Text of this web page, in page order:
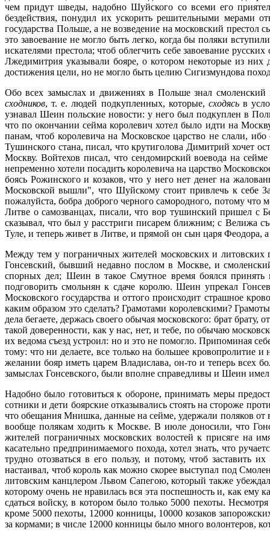
чем придут шведы, надобно Шуйского со всеми его
бездействия, понудил их ускорить решительными мерами
государства Польше, а не возведение на московский престол
это завоевание не могло быть легко, когда бы поляки
искателями престола; чтоб облегчить себе завоевание
Лжедимитрия указывали бояре, о котором некоторые из
достижения цели, но не могло быть целию Сигизмундова
Обо всех замыслах и движениях в Польше знал
сходников, т. е. людей подкупленных, которые, сходясьв
узнавал Шеин польские новости: у него был подкуплен в
что по окончании сейма королевич хотел было идти на
панам, чтоб королевича на Московское царство не слали,
Тушинского стана, писал, что крутиголова Димитрий хочет
Москву. Войтехов писал, что сендомирский воевода на
непременно хотели посадить королевича на царство
боясь Рожинского и козаков, что у него нет денег на
Московской вышли", что Шуйскому стоит привлечь к себе
пожалуйста, бобра доброго черного самородного, потому
Литве о самозванцах, писали, что вор тушинский пришел с
сказывал, что был у расстриги писарем ближним; с Велижа
Туле, и теперь живет в Литве, и прямой он сын царя Феодора,
Между тем у пограничных жителей московских и литовских
Гонсевский, бывший недавно послом в Москве, и
спорных дел; Шеин в такое Смутное время боялся принять
подговорить смольнян к сдаче королю. Шеин упрекал
Московского государства и оттого происходит страшное
каким образом это сделать? Грамотами королевскими?
дела бегаете, держась своего обычая московского: брат
такой доверенности, как у нас, нет, и тебе, по обычаю
их ведома съезд устроил: но и это не помогло. Припоминая
тому: что ни делаете, все только на большее кровопролитие
желании бояр иметь царем Владислава, он-то и теперь всех
замыслах Гонсевского, были вполне справедливы и Шеин имел
Надобно было готовиться к обороне, принимать меры
сотники и дети боярские отказывались стоять на стороже
что обещания Мнишка, данные на сейме, удержали поляков от
вообще полякам ходить к Москве. В июле доносили, что
жителей пограничных московских волостей к присяге на
касательно предпринимаемого похода, хотел знать, что
трудно отозваться в его пользу, и потому, чтоб
настаивал, чтоб король как можно скорее выступал под
литовским канцлером Львом Сапегою, который также
которому очень не нравилась вся эта поспешность и, как ему
сдаться войску, в котором было только 5000 пехоты.
кроме 5000 пехоты, 12000 конницы, 10000 козаков
за кормами; в числе 12000 конницы было много волонтеров,